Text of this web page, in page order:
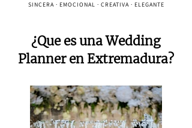
SINCERA · EMOCIONAL · CREATIVA · ELEGANTE
¿Que es una Wedding
Planner en Extremadura?